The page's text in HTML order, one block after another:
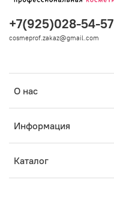
О нас
Информация
Каталог
+7(925)028-54-57
cosmeprof.zakaz@gmail.com